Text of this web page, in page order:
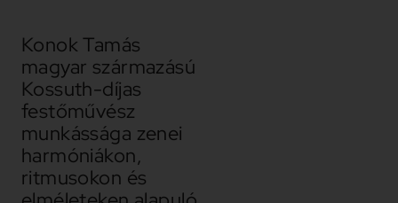
Konok Tamás
magyar származású
Kossuth-díjas
festőművész
munkássága zenei
harmóniákon,
ritmusokon és